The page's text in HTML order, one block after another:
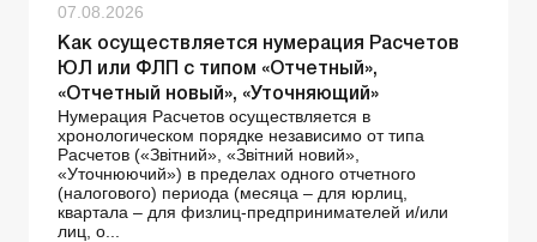
07.08.2026
Как осуществляется нумерация Расчетов
ЮЛ или ФЛП с типом «Отчетный»,
«Отчетный новый», «Уточняющий»
Нумерация Расчетов осуществляется в
хронологическом порядке независимо от типа
Расчетов («Звітний», «Звітний новий»,
«Уточнюючий») в пределах одного отчетного
(налогового) периода (месяца – для юрлиц,
квартала – для физлиц-предпринимателей и/или
лиц, о...